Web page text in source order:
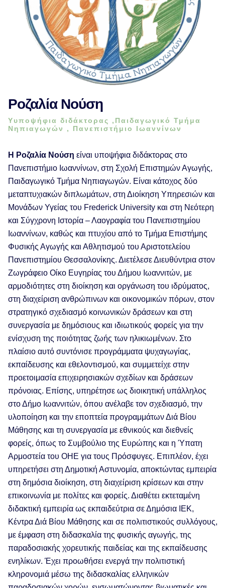
Ροζαλία Νούση
Υυποψήφια διδάκτορας ,Παιδαγωγικό Τμήμα
Νηπιαγωγών , Πανεπιστήμιο Ιωαννίνων
Η Ροζαλία Νούση είναι υποψήφια διδάκτορας στο
Πανεπιστήμιο Ιωαννίνων, στη Σχολή Επιστημών Αγωγής,
Παιδαγωγικό Τμήμα Νηπιαγωγών. Είναι κάτοχος δύο
μεταπτυχιακών διπλωμάτων, στη Διοίκηση Υπηρεσιών και
Μονάδων Υγείας του Frederick University και στη Νεότερη
και Σύγχρονη Ιστορία – Λαογραφία του Πανεπιστημίου
Ιωαννίνων, καθώς και πτυχίου από το Τμήμα Επιστήμης
Φυσικής Αγωγής και Αθλητισμού του Αριστοτελείου
Πανεπιστημίου Θεσσαλονίκης. Διετέλεσε Διευθύντρια στον
Ζωγράφειο Οίκο Ευγηρίας του Δήμου Ιωαννιτών, με
αρμοδιότητες στη διοίκηση και οργάνωση του ιδρύματος,
στη διαχείριση ανθρώπινων και οικονομικών πόρων, στον
στρατηγικό σχεδιασμό κοινωνικών δράσεων και στη
συνεργασία με δημόσιους και ιδιωτικούς φορείς για την
ενίσχυση της ποιότητας ζωής των ηλικιωμένων. Στο
πλαίσιο αυτό συντόνισε προγράμματα ψυχαγωγίας,
εκπαίδευσης και εθελοντισμού, και συμμετείχε στην
προετοιμασία επιχειρησιακών σχεδίων και δράσεων
πρόνοιας. Επίσης, υπηρέτησε ως διοικητική υπάλληλος
στο Δήμο Ιωαννιτών, όπου ανέλαβε τον σχεδιασμό, την
υλοποίηση και την εποπτεία προγραμμάτων Διά Βίου
Μάθησης και τη συνεργασία με εθνικούς και διεθνείς
φορείς, όπως το Συμβούλιο της Ευρώπης και η Ύπατη
Αρμοστεία του ΟΗΕ για τους Πρόσφυγες. Επιπλέον, έχει
υπηρετήσει στη Δημοτική Αστυνομία, αποκτώντας εμπειρία
στη δημόσια διοίκηση, στη διαχείριση κρίσεων και στην
επικοινωνία με πολίτες και φορείς. Διαθέτει εκτεταμένη
διδακτική εμπειρία ως εκπαιδεύτρια σε Δημόσια ΙΕΚ,
Κέντρα Διά Βίου Μάθησης και σε πολιτιστικούς συλλόγους,
με έμφαση στη διδασκαλία της φυσικής αγωγής, της
παραδοσιακής χορευτικής παιδείας και της εκπαίδευσης
ενηλίκων. Έχει προωθήσει ενεργά την πολιτιστική
κληρονομιά μέσω της διδασκαλίας ελληνικών